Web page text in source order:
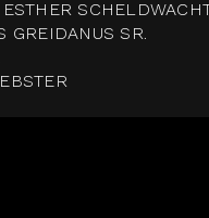
GREIDANUS SR.